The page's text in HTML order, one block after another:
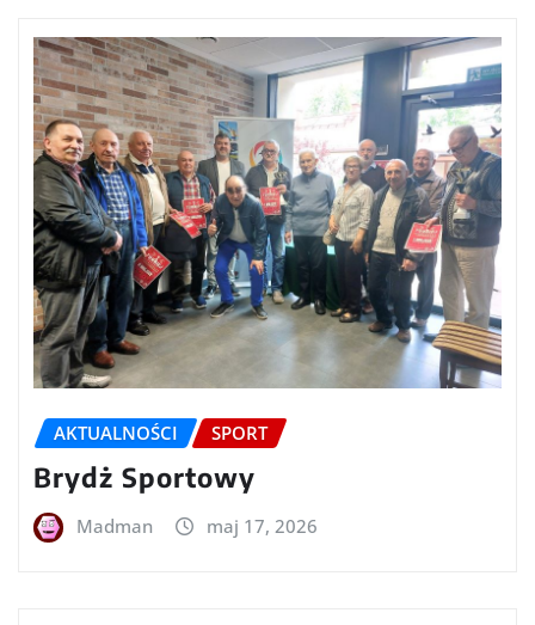
AKTUALNOŚCI SPORT
Brydż Sportowy
Madman maj 17, 2026